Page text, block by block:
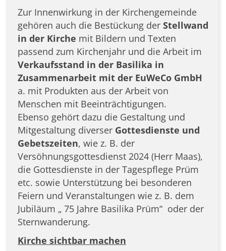
Zur Innenwirkung in der Kirchengemeinde
gehören auch die Bestückung der Stellwand
in der Kirche mit Bildern und Texten
passend zum Kirchenjahr und die Arbeit im
Verkaufsstand in der Basilika in
Zusammenarbeit mit der EuWeCo GmbH
a. mit Produkten aus der Arbeit von
Menschen mit Beeinträchtigungen.
Ebenso gehört dazu die Gestaltung und
Mitgestaltung diverser Gottesdienste und
Gebetszeiten, wie z. B. der
Versöhnungsgottesdienst 2024 (Herr Maas),
die Gottesdienste in der Tagespflege Prüm
etc. sowie Unterstützung bei besonderen
Feiern und Veranstaltungen wie z. B. dem
Jubiläum „ 75 Jahre Basilika Prüm“ oder der
Sternwanderung.
Kirche sichtbar machen